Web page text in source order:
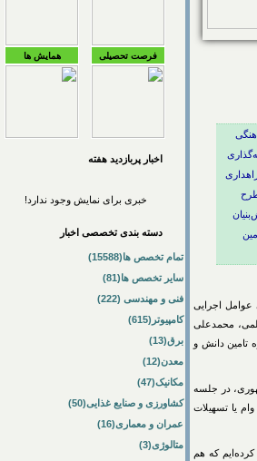
عوامل اجرایی
محمدعلی
تامین دانش و
در جلسه
یا تسهیلات
کرده‌ایم که هم
فرصت تحصیلی همایش ها
اخبار پربازديد هفته
خبری برای نمایش وجود ندارد!
دسته بندی تخصصی اخبار
تمام تخصص ها(15588)
سایر تخصص ها(81)
فنی و مهندسی (222)
کامپیوتر(615)
برق(13)
معدن(12)
مکانیک(47)
کشاورزی و صنایع غذایی(50)
عمران و معماری(16)
متالوژی(3)